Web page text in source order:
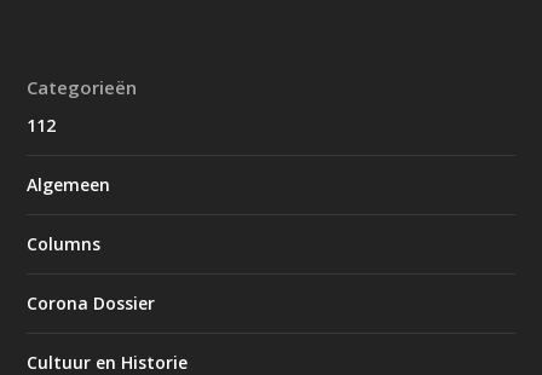
Categorieën
112
Algemeen
Columns
Corona Dossier
Cultuur en Historie